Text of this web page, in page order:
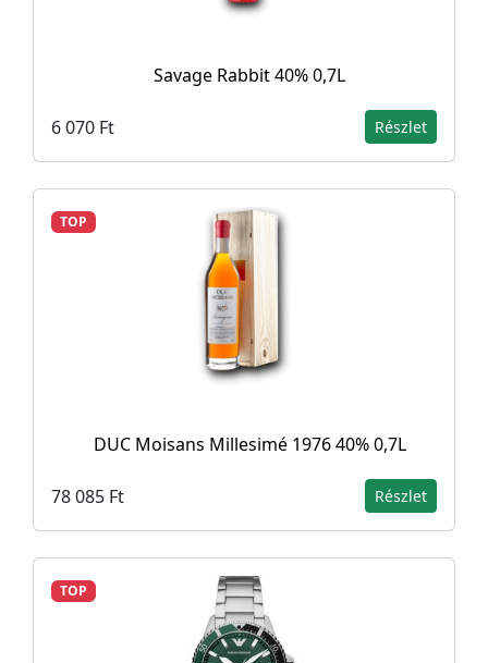
Savage Rabbit 40% 0,7L
6 070 Ft Részlet
TOP
DUC Moisans Millesimé 1976 40% 0,7L
78 085 Ft Részlet
TOP